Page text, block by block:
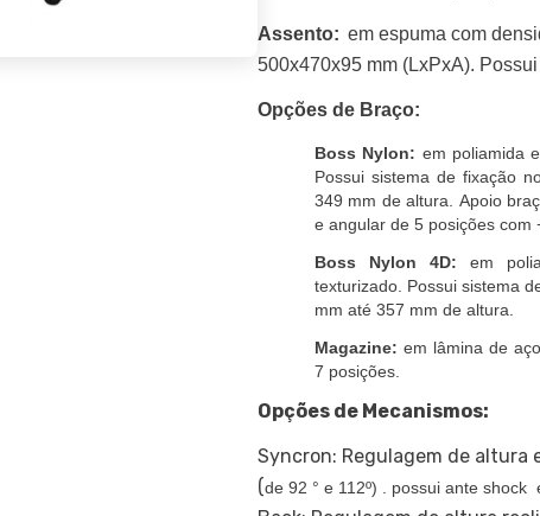
Assento: em espuma com
500x470x95 mm (LxPxA).
Opções de Braço:
Boss Nylon: em poliamida
Possui sistema de fixação
349 mm de altura.
Apoio
e angular de 5 posições com
Boss Nylon 4D: em
texturizado. Possui sistema
mm até 357 mm de altura.
Magazine: em lâmina de
7 posições.
Opções de Mecanismos:
Syncron: Regulagem de altura
(de 92 ° e 112º) . possui ante shock